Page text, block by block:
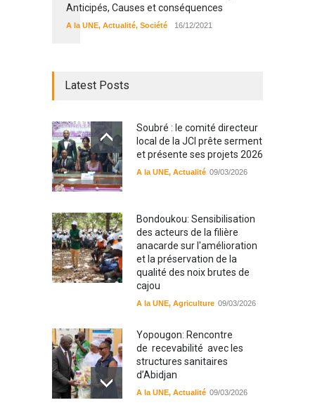
Anticipés, Causes et conséquences
A la UNE, Actualité, Société 16/12/2021
Latest Posts
Soubré : le comité directeur
local de la JCI prête serment
et présente ses projets 2026
A la UNE, Actualité 09/03/2026
Bondoukou: Sensibilisation
des acteurs de la filière
anacarde sur l'amélioration
et la préservation de la
qualité des noix brutes de
cajou
A la UNE, Agriculture 09/03/2026
Yopougon: Rencontre
de recevabilité avec les
structures sanitaires
d’Abidjan
A la UNE, Actualité 09/03/2026